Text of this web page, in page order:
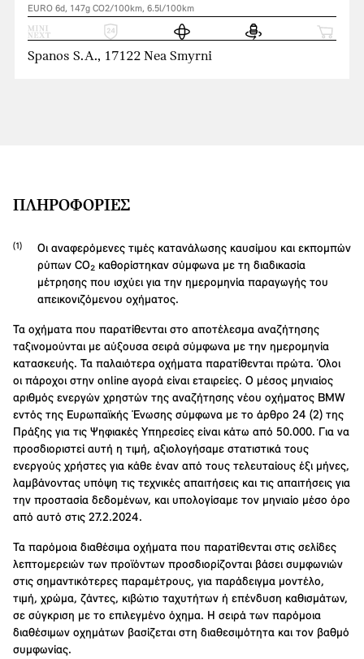
EURO 6d, 147g CO2/100km, 6.5l/100km
Spanos S.A., 17122 Nea Smyrni
ΠΛΗΡΟΦΟΡΊΕΣ
Οι αναφερόμενες τιμές κατανάλωσης καυσίμου και εκπομπών
ρύπων CO₂ καθορίστηκαν σύμφωνα με τη διαδικασία
μέτρησης που ισχύει για την ημερομηνία παραγωγής του
απεικονιζόμενου οχήματος.
Τα οχήματα που παρατίθενται στο αποτέλεσμα αναζήτησης
ταξινομούνται με αύξουσα σειρά σύμφωνα με την ημερομηνία
κατασκευής. Τα παλαιότερα οχήματα παρατίθενται πρώτα. Όλοι
οι πάροχοι στην online αγορά είναι εταιρείες. Ο μέσος μηνιαίος
αριθμός ενεργών χρηστών της αναζήτησης νέου οχήματος BMW
εντός της Ευρωπαϊκής Ένωσης σύμφωνα με το άρθρο 24 (2) της
Πράξης για τις Ψηφιακές Υπηρεσίες είναι κάτω από 50.000. Για να
προσδιοριστεί αυτή η τιμή, αξιολογήσαμε στατιστικά τους
ενεργούς χρήστες για κάθε έναν από τους τελευταίους έξι μήνες,
λαμβάνοντας υπόψη τις τεχνικές απαιτήσεις και τις απαιτήσεις για
την προστασία δεδομένων, και υπολογίσαμε τον μηνιαίο μέσο όρο
από αυτό στις 27.2.2024.
Τα παρόμοια διαθέσιμα οχήματα που παρατίθενται στις σελίδες
λεπτομερειών των προϊόντων προσδιορίζονται βάσει συμφωνιών
στις σημαντικότερες παραμέτρους, για παράδειγμα μοντέλο,
τιμή, χρώμα, ζάντες, κιβώτιο ταχυτήτων ή επένδυση καθισμάτων,
σε σύγκριση με το επιλεγμένο όχημα. Η σειρά των παρόμοια
διαθέσιμων οχημάτων βασίζεται στη διαθεσιμότητα και τον βαθμό
συμφωνίας.